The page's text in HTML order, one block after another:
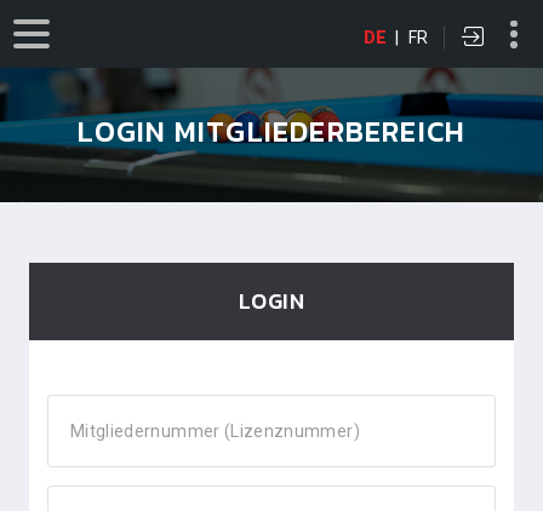
DE | FR
LOGIN MITGLIEDERBEREICH
LOGIN
Mitgliedernummer (Lizenznummer)